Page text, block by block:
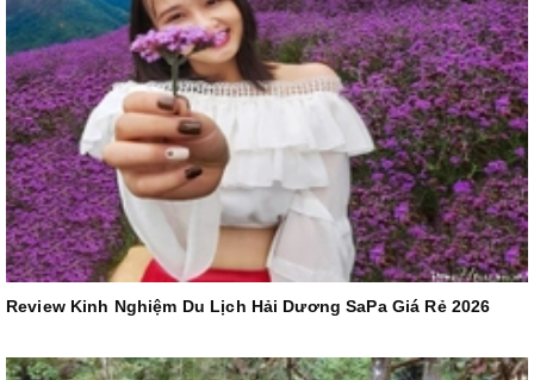
Review Kinh Nghiệm Du Lịch Hải Dương SaPa Giá Rẻ 2026